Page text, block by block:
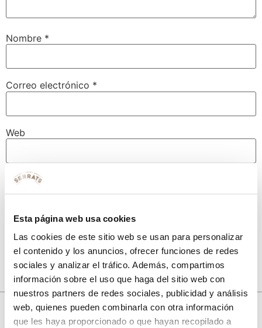
Esta página web usa cookies
Las cookies de este sitio web se usan para personalizar
el contenido y los anuncios, ofrecer funciones de redes
sociales y analizar el tráfico. Además, compartimos
información sobre el uso que haga del sitio web con
nuestros partners de redes sociales, publicidad y análisis
web, quienes pueden combinarla con otra información
que les haya proporcionado o que hayan recopilado a
Nombre *
Correo electrónico *
Web